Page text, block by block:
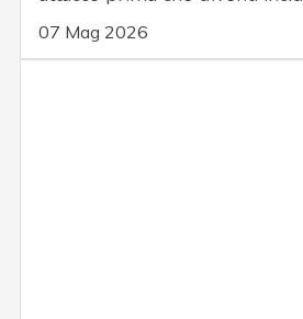
07 Mag 2026